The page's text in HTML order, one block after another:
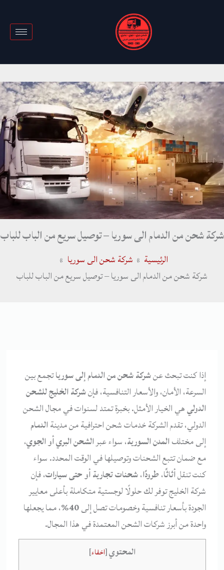
شركة شحن من الدمام الى سوريا – توصيل سريع من الباب للباب
الرئيسية
شركة شحن الى سوريا
شركة شحن من الدمام الى سوريا – توصيل سريع من الباب للباب
إذا كنت تبحث عنشركة شحن من الدمام إلى سورياتجمع بين
السرعة، الأمان، والأسعار التنافسية، فإنشركة الخليج للشحن
الدوليهي الخيار الأمثل. بخبرة تمتد لسنوات في مجال الشحن
الدولي، تقدم الشركة خدمات شحن احترافية من مدينةالدمام
إلى مختلفالمدن السورية، سواء عبرالشحن البري أو الجوي،
مع ضمان تتبع الشحنات وتوصيلها في الوقت المحدد. سواء
كنت تنقلأثاثًا،طرودًا،شحنات تجارية أو حتى سيارات، فإن
شركة الخليج توفر لك حلولًا لوجستية متكاملة بأعلى معايير
الجودة بأسعار تنافسية وخصومات تصل إلى40% ، مما يجعلها
واحدة من أبرز شركات الشحن المعتمدة في هذا المجال.
المحتوي[اخفاء]